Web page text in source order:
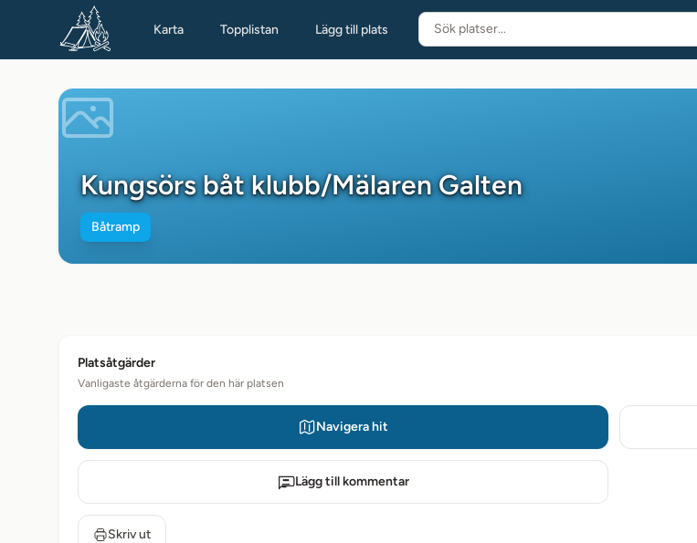
Karta Topplistan Lägg till plats
Kungsörs båt klubb/Mälaren Galten
Båtramp
Platsåtgärder
Vanligaste åtgärderna för den här platsen
Navigera hit
Lägg till kommentar
Skriv ut